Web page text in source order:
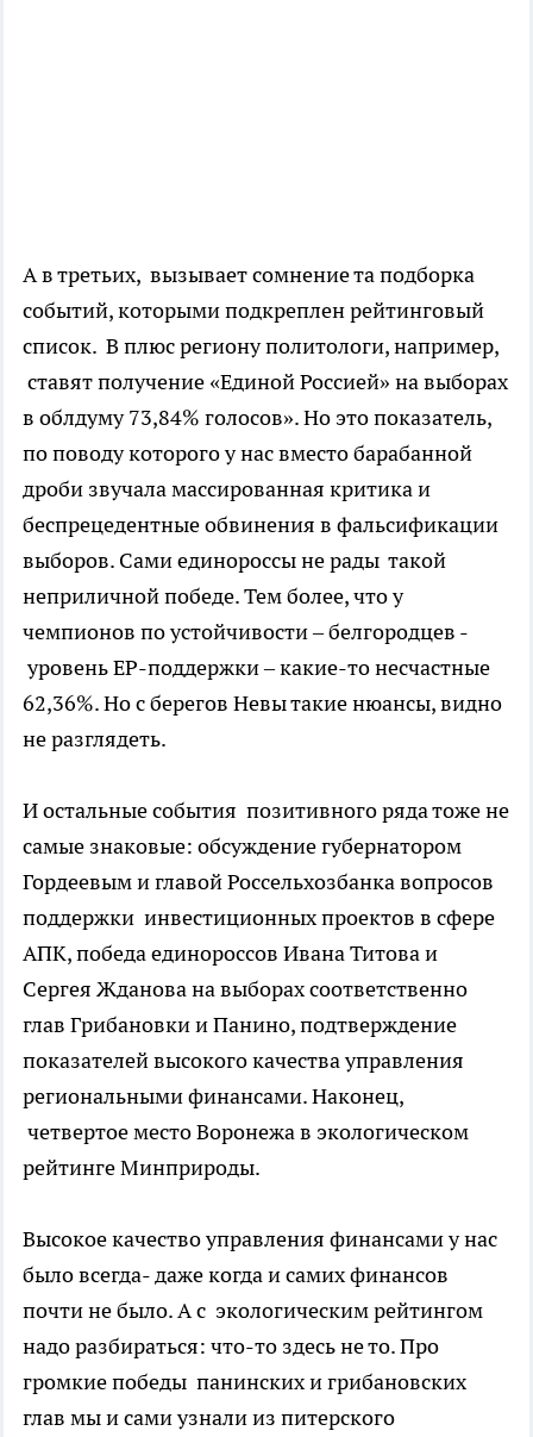
А в третьих, вызывает сомнение та подборка
событий, которыми подкреплен рейтинговый
список. В плюс региону политологи, например,
ставят получение «Единой Россией» на выборах
в облдуму 73,84% голосов». Но это показатель,
по поводу которого у нас вместо барабанной
дроби звучала массированная критика и
беспрецедентные обвинения в фальсификации
выборов. Сами единороссы не рады такой
неприличной победе. Тем более, что у
чемпионов по устойчивости – белгородцев -
уровень ЕР-поддержки – какие-то несчастные
62,36%. Но с берегов Невы такие нюансы, видно
не разглядеть.
И остальные события позитивного ряда тоже не
самые знаковые: обсуждение губернатором
Гордеевым и главой Россельхозбанка вопросов
поддержки инвестиционных проектов в сфере
АПК, победа единороссов Ивана Титова и
Сергея Жданова на выборах соответственно
глав Грибановки и Панино, подтверждение
показателей высокого качества управления
региональными финансами. Наконец,
четвертое место Воронежа в экологическом
рейтинге Минприроды.
Высокое качество управления финансами у нас
было всегда- даже когда и самих финансов
почти не было. А с экологическим рейтингом
надо разбираться: что-то здесь не то. Про
громкие победы панинских и грибановских
глав мы и сами узнали из питерского